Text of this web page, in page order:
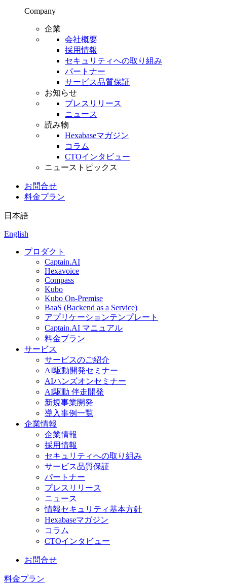
Company
企業
会社概要
採用情報
セキュリティへの取り組み
パートナー
サービス品質保証
お知らせ
プレスリリース
ニュース
読み物
Hexabaseマガジン
コラム
CTOインタビュー
ニューストピックス
お問合せ
料金プラン
日本語
English
プロダクト
Captain.AI
Hexavoice
Compass
Kubo
Kubo On-Premise
BaaS (Backend as a Service)
アプリケーションテンプレート
Captain.AI マニュアル
料金プラン
サービス
サービスのご紹介
AI駆動開発セミナー
AIハンズオンセミナー
AI駆動 伴走開発
新規事業開発
導入事例一覧
企業情報
企業情報
採用情報
セキュリティへの取り組み
サービス品質保証
パートナー
プレスリリース
ニュース
情報セキュリティ基本方針
Hexabaseマガジン
コラム
CTOインタビュー
お問合せ
料金プラン